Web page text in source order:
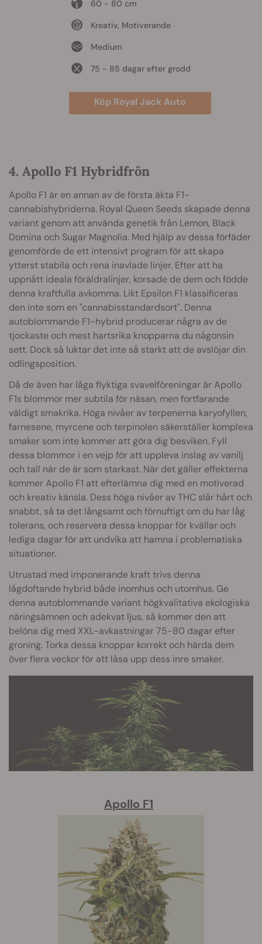
60 - 80 cm
Kreativ, Motiverande
Medium
75 - 85 dagar efter grodd
Köp Royal Jack Auto
4. Apollo F1 Hybridfrön
Apollo F1 är en annan av de första äkta F1-
cannabishybriderna. Royal Queen Seeds skapade denna
variant genom att använda genetik från Lemon, Black
Domina och Sugar Magnolia. Med hjälp av dessa förfäder
genomförde de ett intensivt program för att skapa
ytterst stabila och rena inavlade linjer. Efter att ha
uppnått ideala föräldralinjer, korsade de dem och födde
denna kraftfulla avkomma. Likt Epsilon F1 klassificeras
den inte som en "cannabisstandardsort". Denna
autoblommande F1-hybrid producerar några av de
tjockaste och mest hartsrika knopparna du någonsin
sett. Dock så luktar det inte så starkt att de avslöjar din
odlingsposition.
Då de även har låga flyktiga svavelföreningar är Apollo
F1s blommor mer subtila för näsan, men fortfarande
väldigt smakrika. Höga nivåer av terpenerna karyofyllen,
farnesene, myrcene och terpinolen säkerställer komplexa
smaker som inte kommer att göra dig besviken. Fyll
dessa blommor i en vejp för att uppleva inslag av vanilj
och tall när de är som starkast. När det gäller effekterna
kommer Apollo F1 att efterlämna dig med en motiverad
och kreativ känsla. Dess höga nivåer av THC slår hårt och
snabbt, så ta det långsamt och förnuftigt om du har låg
tolerans, och reservera dessa knoppar för kvällar och
lediga dagar för att undvika att hamna i problematiska
situationer.
Utrustad med imponerande kraft trivs denna
lågdoftande hybrid både inomhus och utomhus. Ge
denna autoblommande variant högkvalitativa ekologiska
näringsämnen och adekvat ljus, så kommer den att
belöna dig med XXL-avkastningar 75-80 dagar efter
groning. Torka dessa knoppar korrekt och härda dem
över flera veckor för att låsa upp dess inre smaker.
Apollo F1